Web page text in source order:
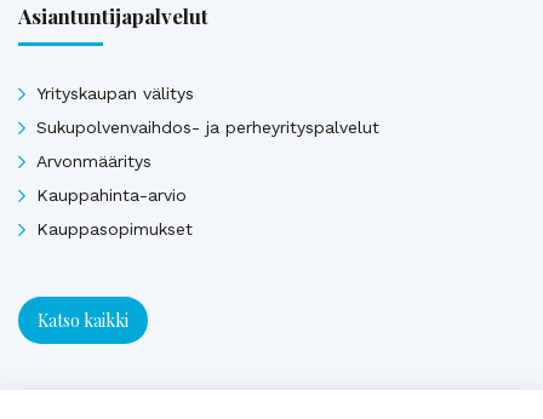
Asiantuntijapalvelut
Yrityskaupan välitys
Sukupolvenvaihdos- ja perheyrityspalvelut
Arvonmääritys
Kauppahinta-arvio
Kauppasopimukset
Katso kaikki